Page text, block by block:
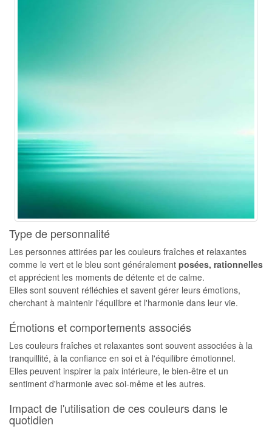
Type de personnalité
Les personnes attirées par les couleurs fraîches et relaxantes
comme le vert et le bleu sont généralement posées, rationnelles
et apprécient les moments de détente et de calme.
Elles sont souvent réfléchies et savent gérer leurs émotions,
cherchant à maintenir l'équilibre et l'harmonie dans leur vie.
Émotions et comportements associés
Les couleurs fraîches et relaxantes sont souvent associées à la
tranquillité, à la confiance en soi et à l'équilibre émotionnel.
Elles peuvent inspirer la paix intérieure, le bien-être et un
sentiment d'harmonie avec soi-même et les autres.
Impact de l'utilisation de ces couleurs dans le
quotidien